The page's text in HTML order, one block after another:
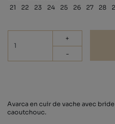
21 22 23 24 25 26 27 28
+
-
Avarca en cuir de vache avec
caoutchouc.